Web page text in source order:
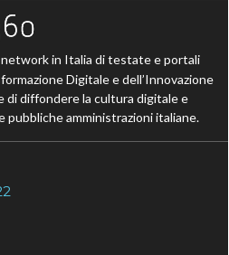
network in Italia di testate e portali
Digitale e dell’Innovazione
di diffondere la cultura digitale e
pubbliche amministrazioni italiane.